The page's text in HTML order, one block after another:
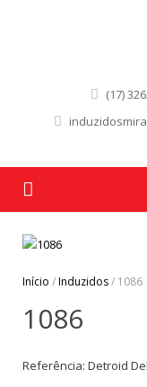
(17)
Quem Somos
Produtos
Marcas
Início /Induzidos/ 1086
1086
Referência: Detroid